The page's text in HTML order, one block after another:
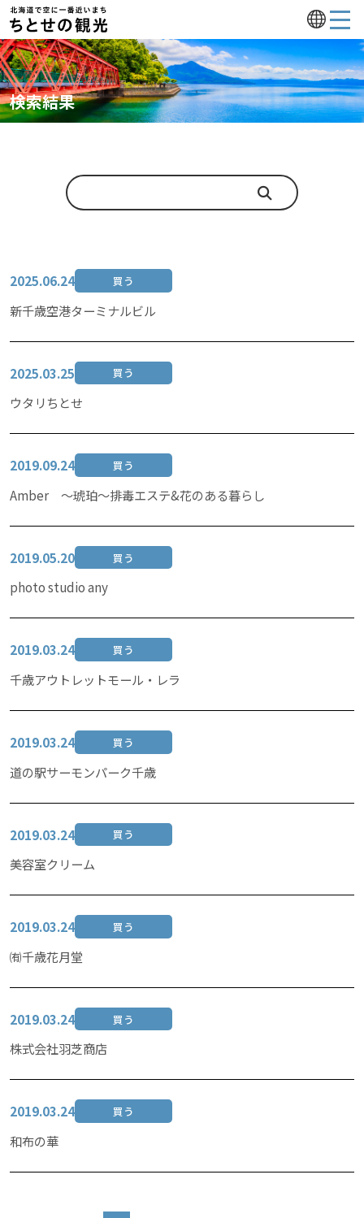
検索結果
2025.06.24 買う
新千歳空港ターミナルビル
2025.03.25 買う
ウタリちとせ
2019.09.24 買う
Amber 〜琥珀〜排毒エステ&花のある暮らし
2019.05.20 買う
photo studio any
2019.03.24 買う
千歳アウトレットモール・レラ
2019.03.24 買う
道の駅サーモンパーク千歳
2019.03.24 買う
美容室クリーム
2019.03.24 買う
㈲千歳花月堂
2019.03.24 買う
株式会社羽芝商店
2019.03.24 買う
和布の華